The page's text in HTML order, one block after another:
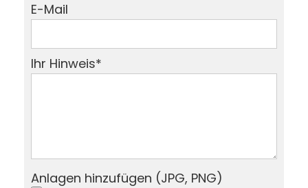
E-Mail
Ihr Hinweis*
Anlagen hinzufügen (JPG, PNG)